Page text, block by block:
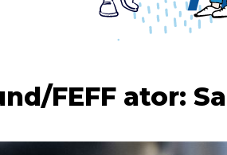
FEFF ator: